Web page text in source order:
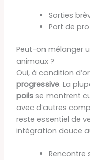
Sorties
Port de
Peut-on mélanger
animaux ?
Oui, à condition
progressive. La
poilsse montrent
avec d’autres
reste essentiel de
intégration douce
Rencontre